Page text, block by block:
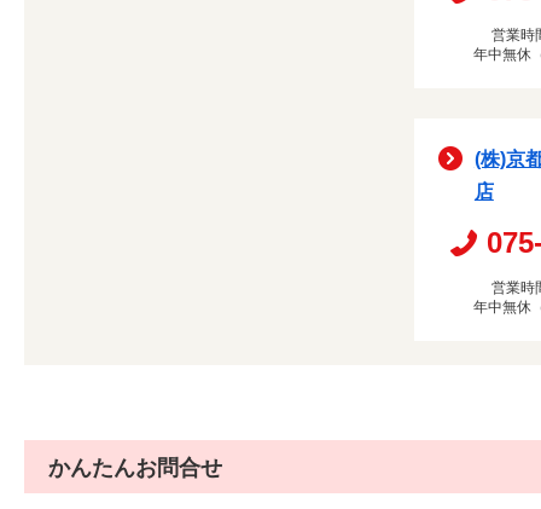
営業時
年中無休
(株)京
店
営業時
年中無休
かんたんお問合せ